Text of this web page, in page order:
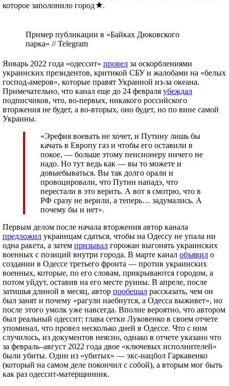
которое заполонило город
.
Пример публикации в «Байках Дюковского
парка» // Telegram
Январь 2022 года «одессит» провел за оскорблениями
украинских президентов, критикой СБУ и жалобами на «белых
господ-амеров», которые правят Украиной из-за океана.
Примечательно, что канал еще до 24 февраля убеждал
подписчиков, что, во-первых, никакого российского
вторжения не будет, а во-вторых, оно будет, но по вине самой
Украины.
«Эрефия воевать не хочет, и Путину лишь бы
качать в Европу газ и чтобы его оставили в
покое, — больше этому пенсионеру ничего не
надо. Но тут ведь как — вы то можете и
довыебываться. Вы так долго орали и
провоцировали, что Путин нападэ, что
перестали в это верить. А вот я смотрю, что в
РФ сразу не верили, а теперь… задумались. А
почему бы и нет».
Первым делом после начала вторжения автор канала
предложил украинцам сдаться, чтобы на Одессу не упала ни
одна ракета, а затем призывал горожан выгонять украинских
военных с позиций внутри города. В марте канал объявил о
создании в Одессе третьего фронта — против украинских
военных, которые, по его словам, прикрываются городом, а
потом уйдут, оставив на его месте руины. В апреле, после
затишья длиной в месяц, автор пообещал рассказать, чем он
был занят и почему «рагули наебнутся, а Одесса выживет», но
после этого умолк уже навсегда. Вполне вероятно, что автором
был реальный одессит: глава сетки Луковенко в своем отчете
упоминал, что провел несколько дней в Одессе. Что с ним
случилось, из документов неясно, однако в отчете указано что
за февраль–август 2022 года двое «ключевых исполнителей»
были убиты. Один из «убитых» — экс-нацбол Гаркавенко
(который на самом деле покончил с собой), а вторым мог быть
как раз одессит-матерщинник.